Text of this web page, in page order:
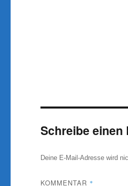
Schreibe einen
Deine E-Mail-Adresse wird
KOMMENTAR *